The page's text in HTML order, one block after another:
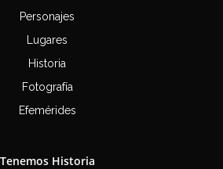
Personajes
Lugares
Historia
Fotografía
Efemérides
Tenemos Historia